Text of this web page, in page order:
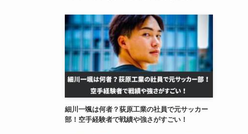
細川一颯は何者？荻原工業の社員で元サッカー
部！空手経験者で戦績や強さがすごい！